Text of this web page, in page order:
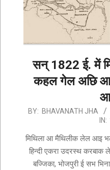
सन् 1822 ई. में
कहल गेल अछि आ
2020-
19
BY: BHAVANATH JHA
IN:
मिथिला आ मैथिलीक लेल आइ
हिन्दी एकरा उदरस्थ करबाक
बज्जिका, भोजपुरी ई सभ